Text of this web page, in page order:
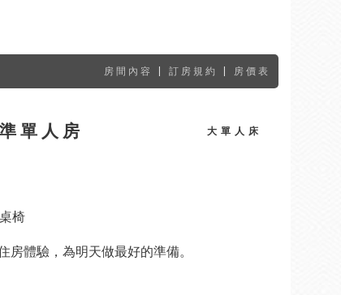
房間內容 | 訂房規約 | 房價表
單人房 大單人床
椅
房體驗，為明天做最好的準備。